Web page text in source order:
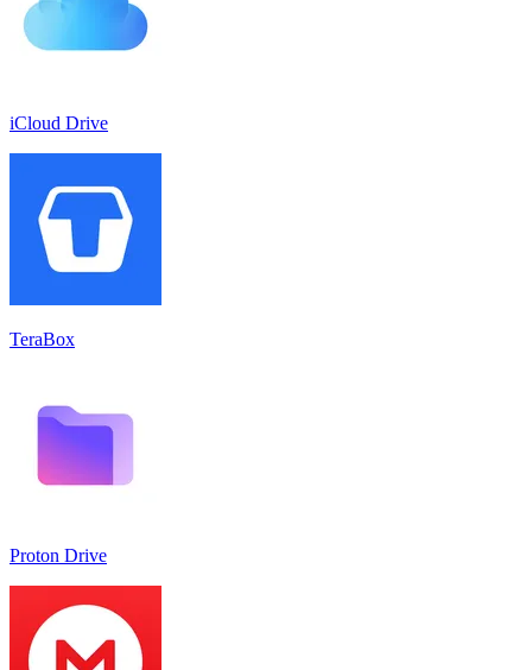
iCloud Drive
TeraBox
Proton Drive